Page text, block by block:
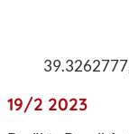
19/2 2023